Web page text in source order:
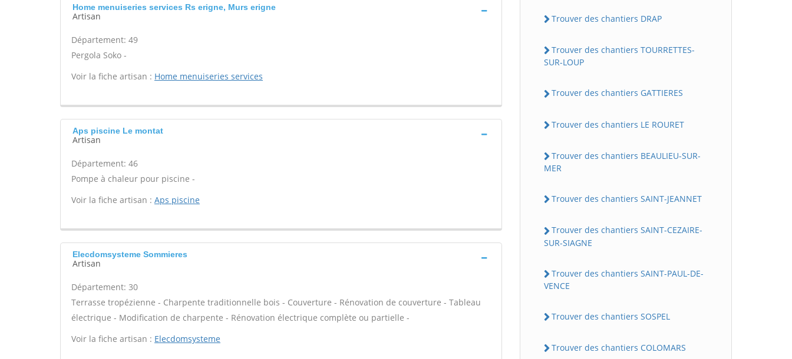
Home menuiseries services Rs erigne, Murs erigne
Artisan
Département: 49
Pergola Soko -
Voir la fiche artisan : Home menuiseries services
Aps piscine Le montat
Artisan
Département: 46
Pompe à chaleur pour piscine -
Voir la fiche artisan : Aps piscine
Elecdomsysteme Sommieres
Artisan
Département: 30
Terrasse tropézienne - Charpente traditionnelle bois - Couverture - Rénovation de couverture - Tableau
électrique - Modification de charpente - Rénovation électrique complète ou partielle -
Voir la fiche artisan : Elecdomsysteme
Trouver des chantiers DRAP
Trouver des chantiers TOURRETTES-
SUR-LOUP
Trouver des chantiers GATTIERES
Trouver des chantiers LE ROURET
Trouver des chantiers BEAULIEU-SUR-
MER
Trouver des chantiers SAINT-JEANNET
Trouver des chantiers SAINT-CEZAIRE-
SUR-SIAGNE
Trouver des chantiers SAINT-PAUL-DE-
VENCE
Trouver des chantiers SOSPEL
Trouver des chantiers COLOMARS